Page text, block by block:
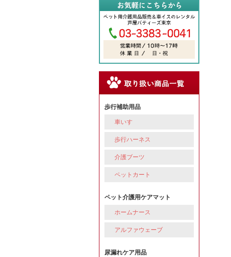
歩行補助用品
車いす
歩行ハーネス
介護ブーツ
ペットカート
ペット介護用ケアマット
ホームナース
アルファウェーブ
尿漏れケア用品